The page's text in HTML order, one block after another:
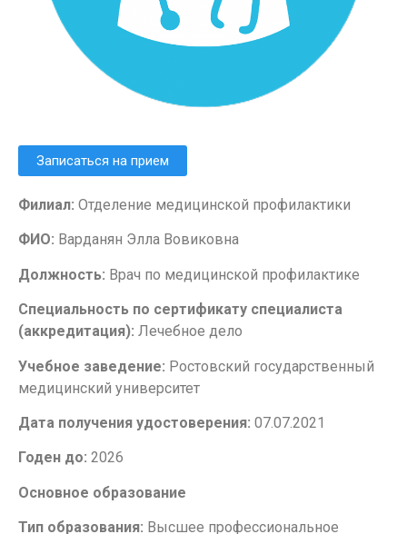
Записаться на прием
Филиал: Отделение медицинской профилактики
ФИО: Варданян Элла Вовиковна
Должность: Врач по медицинской профилактике
Специальность по сертификату специалиста
(аккредитация): Лечебное дело
Учебное заведение: Ростовский государственный
медицинский университет
Дата получения удостоверения: 07.07.2021
Годен до: 2026
Основное образование
Тип образования: Высшее профессиональное